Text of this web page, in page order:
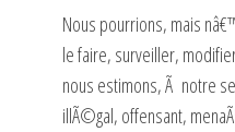
Nous pourrions, mais
le faire, surveiller,
nous estimons, Ã notre
illÃ©gal, offensant,